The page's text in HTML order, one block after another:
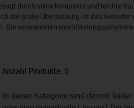
durch seine kompakte und leichte
die große Übersetzung ist das
Die verwendeten
Anzahl Produkte: 0
In dieser Kategorie sind derzeit